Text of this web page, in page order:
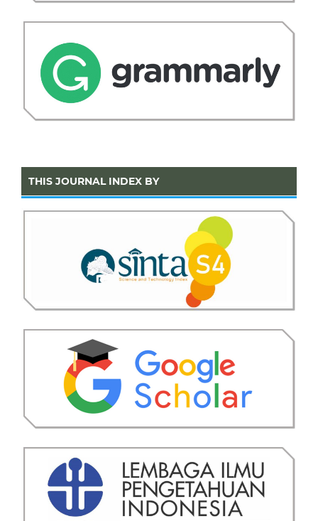
THIS JOURNAL INDEX BY